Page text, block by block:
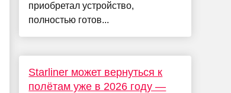
приобретал устройство,
полностью готов...
Starliner может вернуться к
полётам уже в 2026 году —